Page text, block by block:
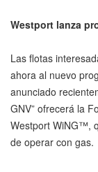
Westport lanza
Las flotas
ahora al nuevo
anunciado
GNV” ofrecerá la
Westport WiNG™,
de operar con gas.